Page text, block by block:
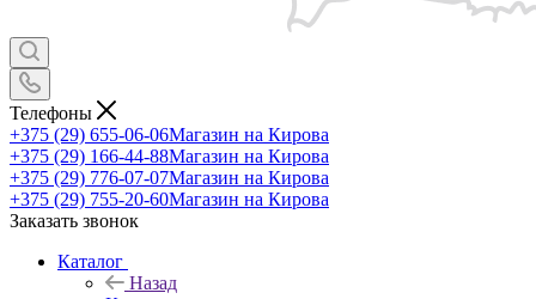
Телефоны
+375 (29) 655-06-06Магазин на Кирова
+375 (29) 166-44-88Магазин на Кирова
+375 (29) 776-07-07Магазин на Кирова
+375 (29) 755-20-60Магазин на Кирова
Заказать звонок
Каталог
Назад